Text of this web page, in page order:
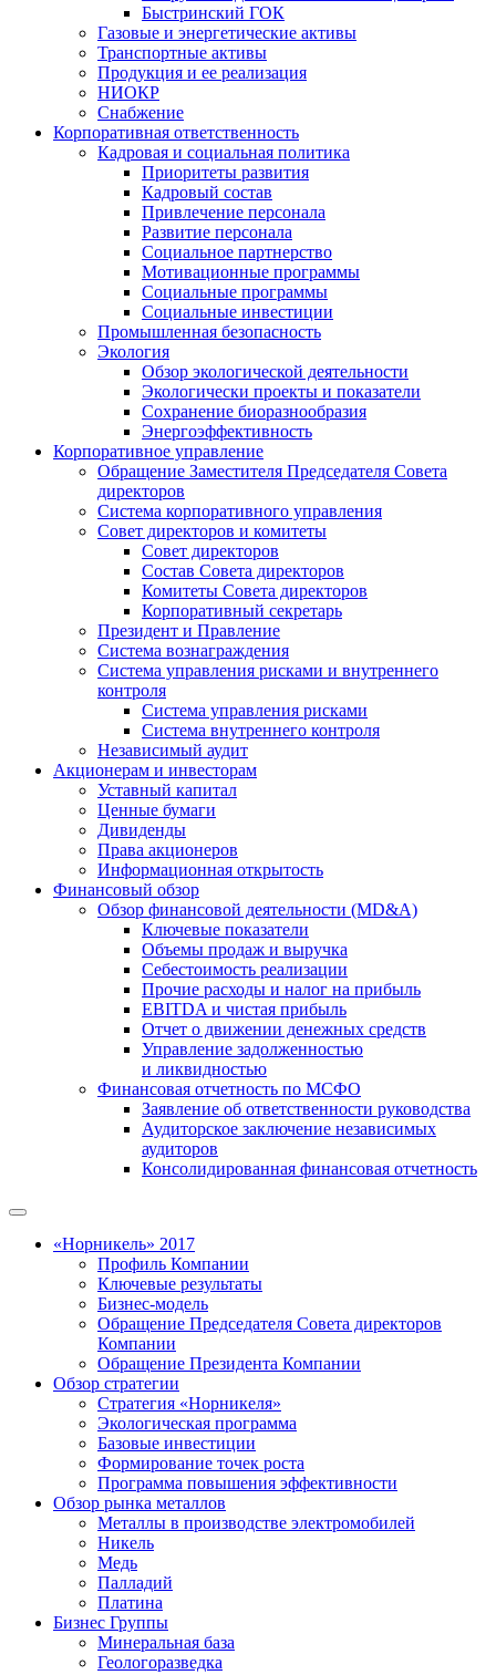
Быстринский ГОК
Газовые и энергетические активы
Транспортные активы
Продукция и ее реализация
НИОКР
Снабжение
Корпоративная ответственность
Кадровая и социальная политика
Приоритеты развития
Кадровый состав
Привлечение персонала
Развитие персонала
Социальное партнерство
Мотивационные программы
Социальные программы
Социальные инвестиции
Промышленная безопасность
Экология
Обзор экологической деятельности
Экологически проекты и показатели
Сохранение биоразнообразия
Энергоэффективность
Корпоративное управление
Обращение Заместителя Председателя Совета
директоров
Система корпоративного управления
Совет директоров и комитеты
Совет директоров
Состав Совета директоров
Комитеты Совета директоров
Корпоративный секретарь
Президент и Правление
Система вознаграждения
Система управления рисками и внутреннего
контроля
Система управления рисками
Система внутреннего контроля
Независимый аудит
Акционерам и инвесторам
Уставный капитал
Ценные бумаги
Дивиденды
Права акционеров
Информационная открытость
Финансовый обзор
Обзор финансовой деятельности (MD&A)
Ключевые показатели
Объемы продаж и выручка
Себестоимость реализации
Прочие расходы и налог на прибыль
EBITDA и чистая прибыль
Отчет о движении денежных средств
Управление задолженностью
и ликвидностью
Финансовая отчетность по МСФО
Заявление об ответственности руководства
Аудиторское заключение независимых
аудиторов
Консолидированная финансовая отчетность
«Норникель» 2017
Профиль Компании
Ключевые результаты
Бизнес-модель
Обращение Председателя Совета директоров
Компании
Обращение Президента Компании
Обзор стратегии
Стратегия «Норникеля»
Экологическая программа
Базовые инвестиции
Формирование точек роста
Программа повышения эффективности
Обзор рынка металлов
Металлы в производстве электромобилей
Никель
Медь
Палладий
Платина
Бизнес Группы
Минеральная база
Геологоразведка